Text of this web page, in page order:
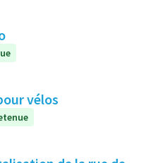
vélos